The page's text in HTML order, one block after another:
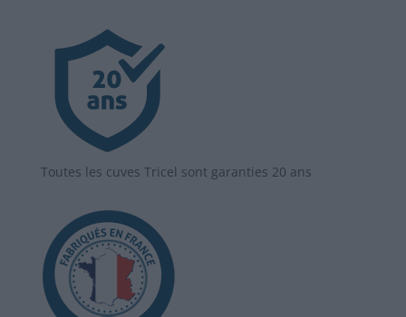
Toutes les cuves Tricel sont garanties 20 ans